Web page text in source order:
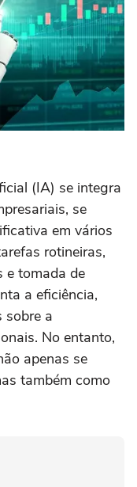
(IA) se integra
se
em vários
rotineiras,
e tomada de
a eficiência,
sobre a
No entanto,
apenas se
também como